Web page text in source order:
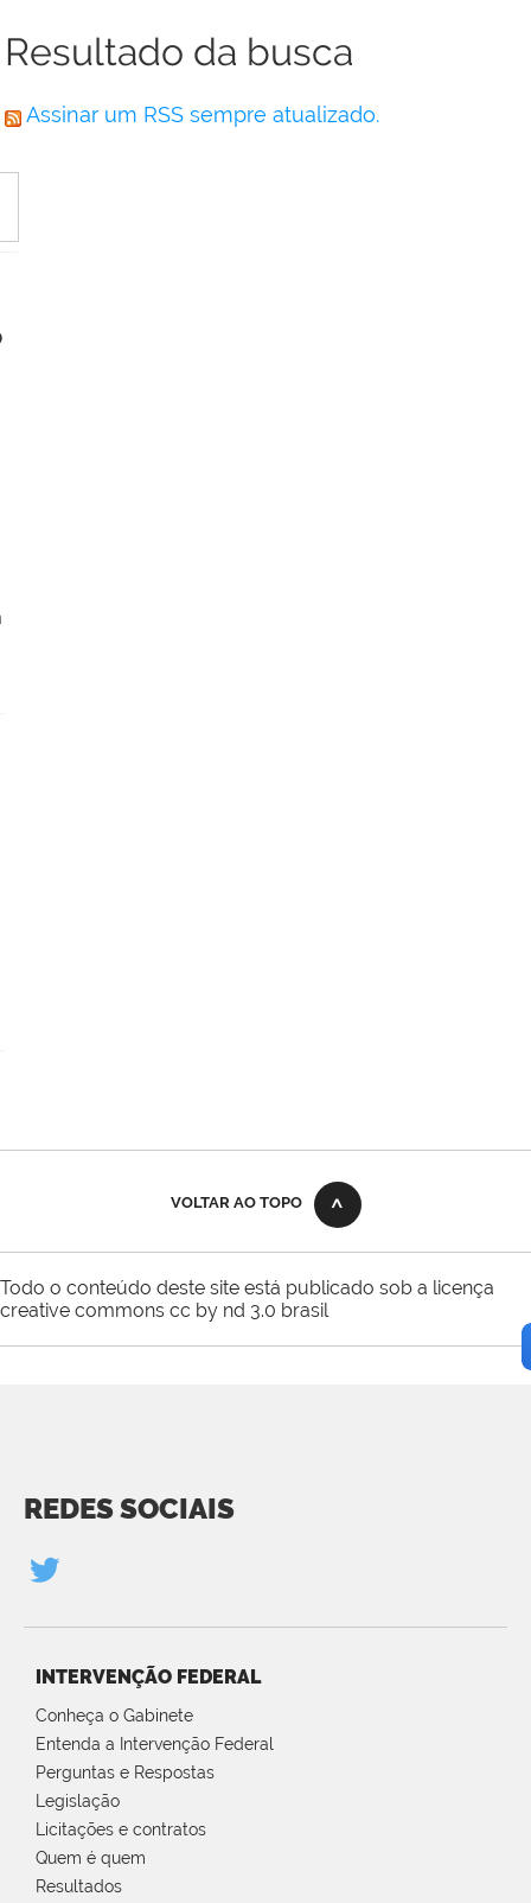
Resultado da busca
Assinar um RSS sempre atualizado.
VOLTAR AO TOPO
Todo o conteúdo deste site está publicado sob a licença
creative commons cc by nd 3.0 brasil
REDES SOCIAIS
INTERVENÇÃO FEDERAL
Conheça o Gabinete
Entenda a Intervenção Federal
Perguntas e Respostas
Legislação
Licitações e contratos
Quem é quem
Resultados